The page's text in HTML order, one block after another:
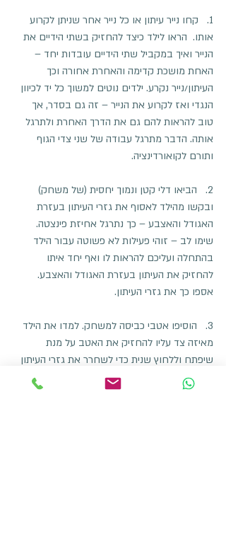
1.   קחו נייר עיתון או כל נייר אחר שניתן לקרוע
אותו.  הראו לילד כיצד להחזיק בשתי הידיים את
הנייר ואיך במקביל שתי הידיים עובדות יחד –
האחת מושכת קדימה והאחרת אחורה וכך
העיתון/נייר נקרע. ילדים נוטים למשוך כל יד לכיוון
הנגדי ואז לקרוע את הנייר – זה גם בסדר, אך
טוב להראות להם גם את הדרך האחרת ולתרגל
אותה. הדבר מתרגל עבודה של שני צדי הגוף
ותורם לקואורדינציה.
2.   הביאו דלי קטן ונמוך יחסית (של משחק)
ובקשו מהילד לאסוף את גזרי העיתון בעזרת
האגודל והאצבע – כך נתרגל אחיזת פינצטה.
שימו לב – זוהי פעילות לא פשוטה עבור הילד
בהתחלה ועליכם להראות לו ואף יחד איתו
להחזיק את העיתון בעזרת האגודל והאצבע.
אספו כך את גזרי העיתון.
3.   הוסיפו אטבי כביסה למשחק. למדו את הילד
מאיזה צד עליו להחזיק את האטב על מנת
שיפתח וללחוץ שנית כדי לשחרר את גזרי העיתון
לתוך הדלי.